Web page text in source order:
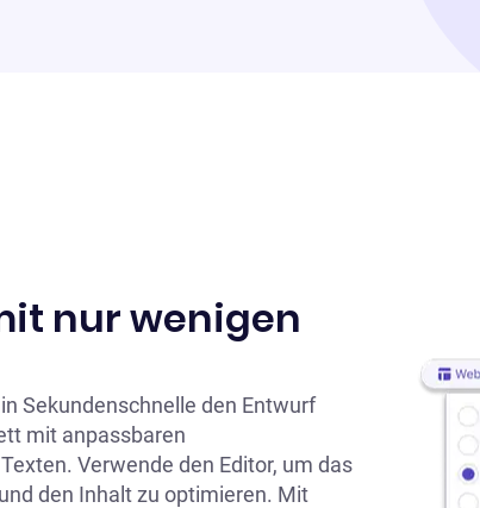
nur wenigen
Sekundenschnelle den Entwurf
mit anpassbaren
Verwende den Editor, um das
den Inhalt zu optimieren. Mit